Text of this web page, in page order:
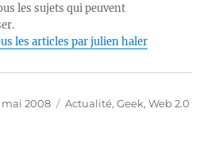
les sujets qui peuvent
les articles par julien haler
mai 2008 Catégories
Actualité,Geek,Web 2.0